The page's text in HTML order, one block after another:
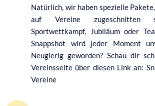
Natürlich, wir haben spezielle
auf Vereine zugeschnitten
Sportwettkampf, Jubiläum oder
Snappshot wird jeder Moment
Neugierig geworden? Schau dir
Vereinsseite über diesen Link an:
Vereine